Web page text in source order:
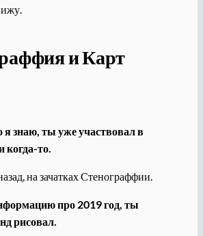
и Карт
знаю, ты уже участвовал в
когда-то.
на зачатках Стенограффии.
про 2019 год, ты
рисовал.